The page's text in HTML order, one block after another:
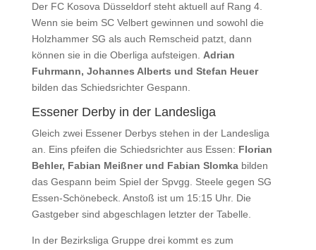
Der FC Kosova Düsseldorf steht aktuell auf Rang 4.
Wenn sie beim SC Velbert gewinnen und sowohl die
Holzhammer SG als auch Remscheid patzt, dann
können sie in die Oberliga aufsteigen. Adrian
Fuhrmann, Johannes Alberts und Stefan Heuer
bilden das Schiedsrichter Gespann.
Essener Derby in der Landesliga
Gleich zwei Essener Derbys stehen in der Landesliga
an. Eins pfeifen die Schiedsrichter aus Essen: Florian
Behler, Fabian Meißner und Fabian Slomkabilden
das Gespann beim Spiel der Spvgg. Steele gegen SG
Essen-Schönebeck. Anstoß ist um 15:15 Uhr. Die
Gastgeber sind abgeschlagen letzter der Tabelle.
In der Bezirksliga Gruppe drei kommt es zum